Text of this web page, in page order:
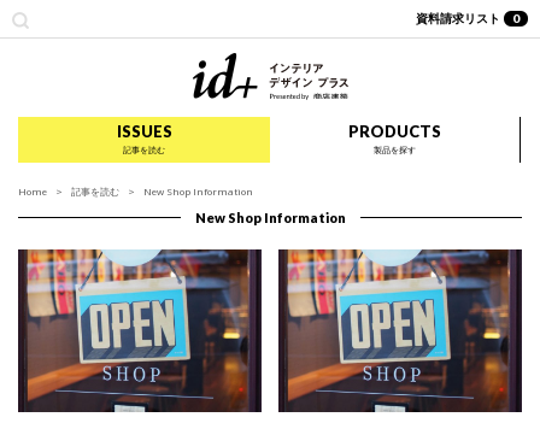
資料請求リスト 0
ISSUES
記事を読む
PRODUCTS
製品を探す
Home 記事を読む New Shop Information
New Shop Information